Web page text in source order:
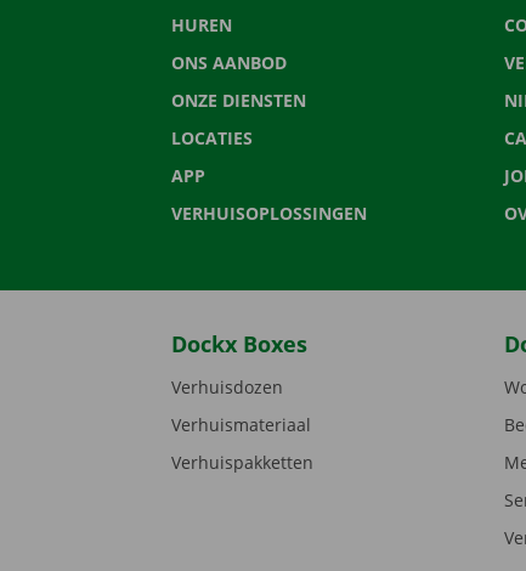
HUREN
ONS AANBOD
ONZE DIENSTEN
LOCATIES
APP
VERHUISOPLOSSINGEN
Dockx Boxes
Verhuisdozen
Verhuismateriaal
Verhuispakketten